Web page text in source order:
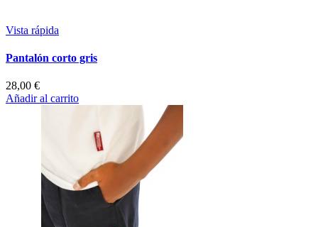
Vista rápida
Pantalón corto gris
28,00 €
Añadir al carrito